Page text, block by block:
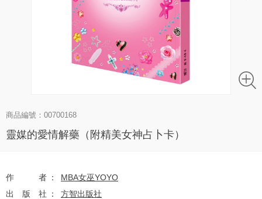
商品編號：00700168
靈媒的愛情解藥（附精美女神占卜卡）
作者
MBA女巫YOYO
出版社
方智出版社